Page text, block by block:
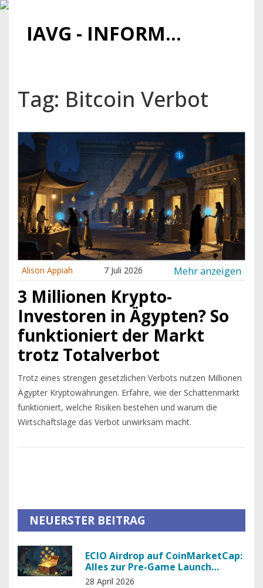
IAVG - INFORMATIONSARCHIV FÜR VIRTUELLE GELDER
Tag: Bitcoin Verbot
Alison Appiah 7 Juli 2026 Mehr anzeigen
3 Millionen Krypto-
Investoren in Ägypten? So
funktioniert der Markt
trotz Totalverbot
Trotz eines strengen gesetzlichen Verbots nutzen Millionen
Ägypter Kryptowährungen. Erfahre, wie der Schattenmarkt
funktioniert, welche Risiken bestehen und warum die
Wirtschaftslage das Verbot unwirksam macht.
NEUERSTER BEITRAG
ECIO Airdrop auf CoinMarketCap:
Alles zur Pre-Game Launch
Kampagne
28 April 2026